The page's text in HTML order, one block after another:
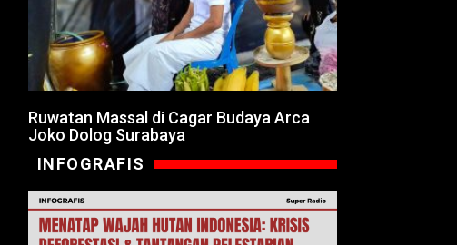
Ruwatan Massal di Cagar Budaya Arca
Joko Dolog Surabaya
INFOGRAFIS